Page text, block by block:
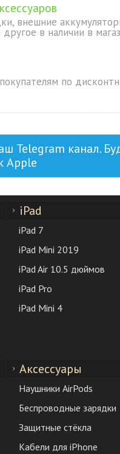
внешние
в наличии в
по
Telegram канал.
Apple
iPad
iPad 7
iPad Mini 2019
iPad Air 10.5 дюймов
iPad Pro
iPad Mini 4
Аксессуары
Наушники AirPods
Беспроводные зарядки
Защитные стёкла
Кабели для iPhone